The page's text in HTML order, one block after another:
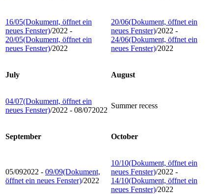
16/05(Dokument, öffnet ein
neues Fenster)/2022 -
20/05(Dokument, öffnet ein
neues Fenster)/2022
20/06(Dokument, öffnet ein
neues Fenster)/2022 -
24/06(Dokument, öffnet ein
neues Fenster)/2022
July August
04/07(Dokument, öffnet ein
neues Fenster)/2022 - 08/072022
Summer recess
September October
05/092022 - 09/09(Dokument,
öffnet ein neues Fenster)/2022
10/10(Dokument, öffnet ein
neues Fenster)/2022 -
14/10(Dokument, öffnet ein
neues Fenster)/2022